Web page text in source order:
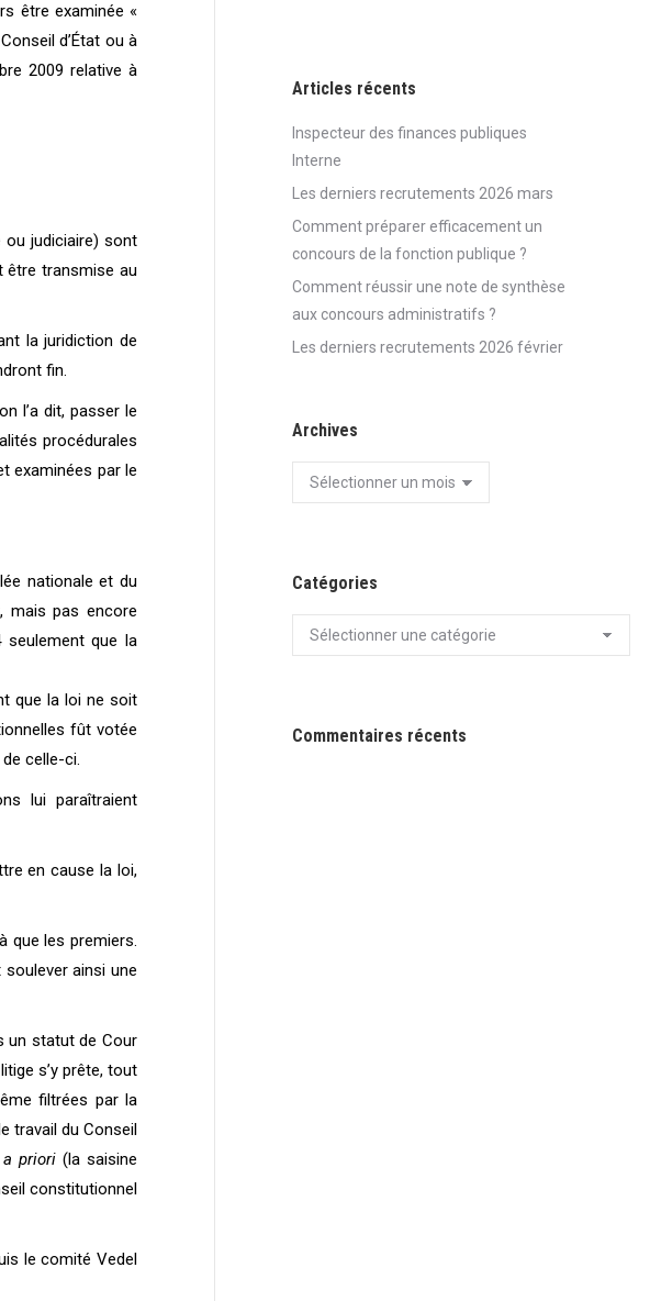
être examinée «
d’État ou à
2009 relative à
ou judiciaire) sont
être transmise au
la juridiction de
fin.
l’a dit, passer le
procédurales
examinées par le
nationale et du
mais pas encore
seulement que la
que la loi ne soit
fût votée
celle-ci.
lui paraîtraient
en cause la loi,
que les premiers.
ainsi une
un statut de Cour
s’y prête, tout
filtrées par la
travail du Conseil
a priori (la saisine
constitutionnel
le comité Vedel
Articles récents
Inspecteur des finances publiques
Interne
Les derniers recrutements 2026 mars
Comment préparer efficacement un
concours de la fonction publique ?
Comment réussir une note de synthèse
aux concours administratifs ?
Les derniers recrutements 2026 février
Archives
Archives
Catégories
Catégories
Commentaires récents